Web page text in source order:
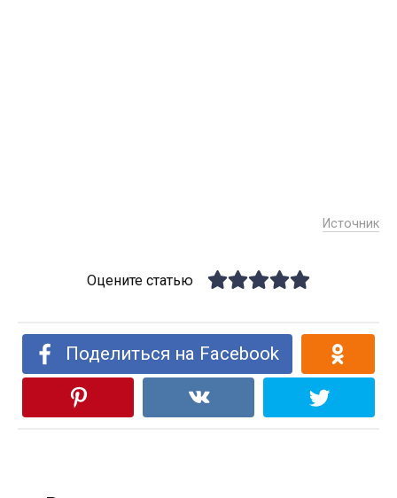
Источник
Оцените статью
Поделиться на Facebook